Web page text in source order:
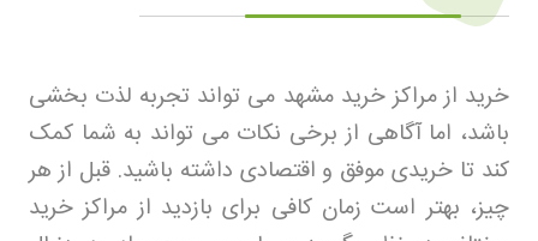
خرید از مراکز خرید مشهد می تواند تجربه لذت بخشی
باشد، اما آگاهی از برخی نکات می تواند به شما کمک
کند تا خریدی موفق و اقتصادی داشته باشید. قبل از هر
چیز، بهتر است زمان کافی برای بازدید از مراکز خرید